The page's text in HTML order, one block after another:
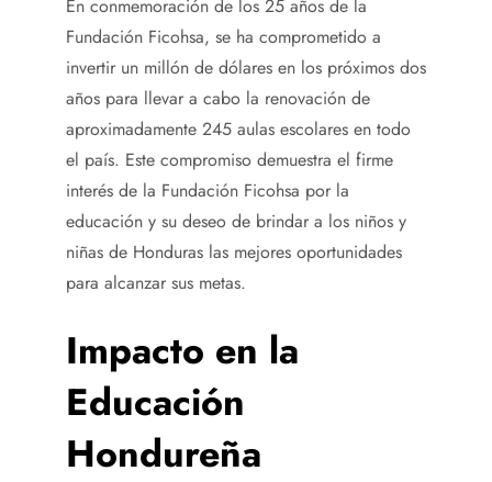
En conmemoración de los 25 años de la
Fundación Ficohsa, se ha comprometido a
invertir un millón de dólares en los próximos dos
años para llevar a cabo la renovación de
aproximadamente 245 aulas escolares en todo
el país. Este compromiso demuestra el firme
interés de la Fundación Ficohsa por la
educación y su deseo de brindar a los niños y
niñas de Honduras las mejores oportunidades
para alcanzar sus metas.
Impacto en la
Educación
Hondureña